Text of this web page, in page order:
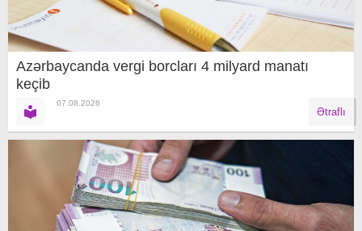
Azərbaycanda vergi borcları 4 milyard manatı
keçib
07.08.2026
Ətraflı